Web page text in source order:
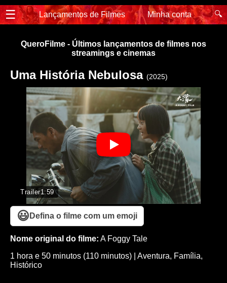
☰ Lançamentos de Filmes Minha conta 🔍
QueroFilme - Últimos lançamentos de filmes nos
streamings e cinemas
Uma História Nebulosa (2025)
Trailer1:59
😃 Defina o filme com um emoji
Nome original do filme: A Foggy Tale
1 hora e 50 minutos (110 minutos)
Aventura, Família,
Histórico